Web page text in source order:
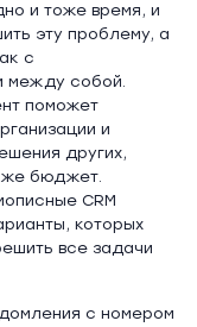
и тоже время, и
эту проблему, а
с
между собой.
поможет
и
других,
бюджет.
CRM
которых
все задачи
с номером